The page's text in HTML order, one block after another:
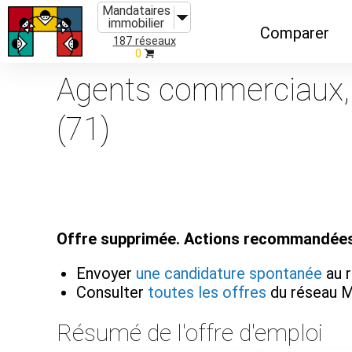
Mandataires
immobilier
187 réseaux
0
Comparer
Caractéristiques
Agents
(71)
Offre supprimée. Actions
Envoyer une candidature spontanée au
Consulter toutes les offres du réseau
Résumé de l'offre d'emploi